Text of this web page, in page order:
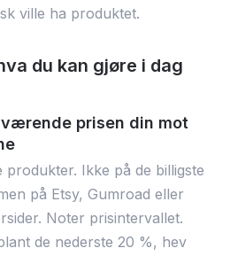
ville ha produktet.
du kan gjøre i dag
prisen din mot
produkter. Ikke på de billigste
på Etsy, Gumroad eller
Noter prisintervallet.
de nederste 20 %, hev